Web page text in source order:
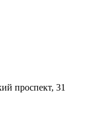
проспект, 31